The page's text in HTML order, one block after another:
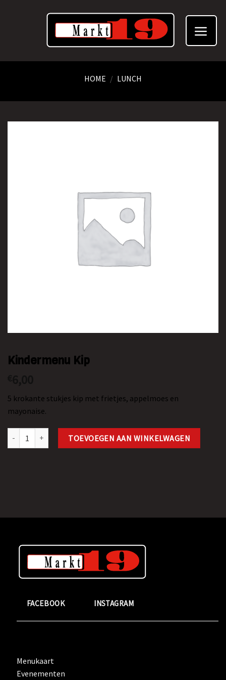
HOME / LUNCH
Kindermenu Kip
5 krokante stukjes kip met frietjes, appelmoes en
mayonaise.
Kindermenu Kip aantalTOEVOEGEN AAN WINKELWAGEN
FACEBOOK INSTAGRAM
Menukaart
Evenementen